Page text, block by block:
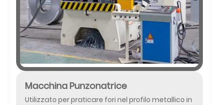
Macchina Punzonatrice
Utilizzato per praticare fori nel profilo metallico in